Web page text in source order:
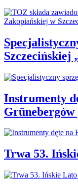
Szczecińskiej
Instrumenty
Trwa 53.